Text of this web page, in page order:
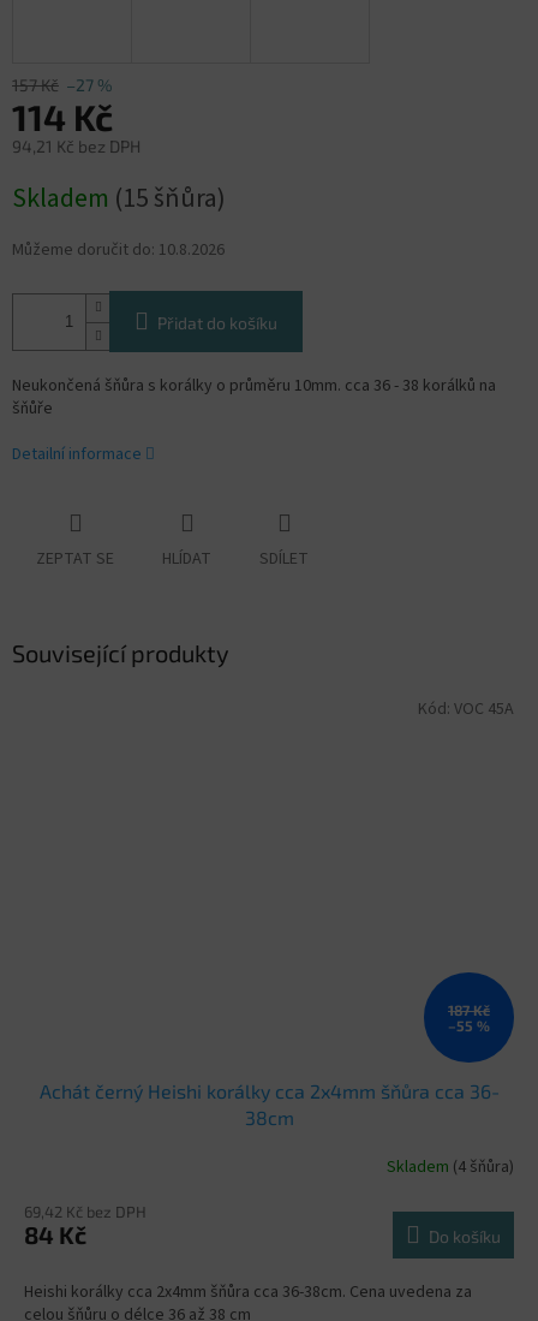
157 Kč –27 %
114 Kč
94,21 Kč bez DPH
cena:
Skladem (15 šňůra)
Můžeme doručit do: 10.8.2026
Přidat do košíku
Neukončená šňůra s korálky o průměru 10mm. cca 36 - 38 korálků na
šňůře
Detailní informace
ZEPTAT SE HLÍDAT SDÍLET
Související produkty
187 Kč
–55 %
Achát černý Heishi korálky cca 2x4mm šňůra cca 36-
38cm
Skladem (4 šňůra)
69,42 Kč bez DPH
84 Kč Do košíku
Heishi korálky cca 2x4mm šňůra cca 36-38cm. Cena uvedena za
celou šňůru o délce 36 až 38 cm
Kód: VOC 45A